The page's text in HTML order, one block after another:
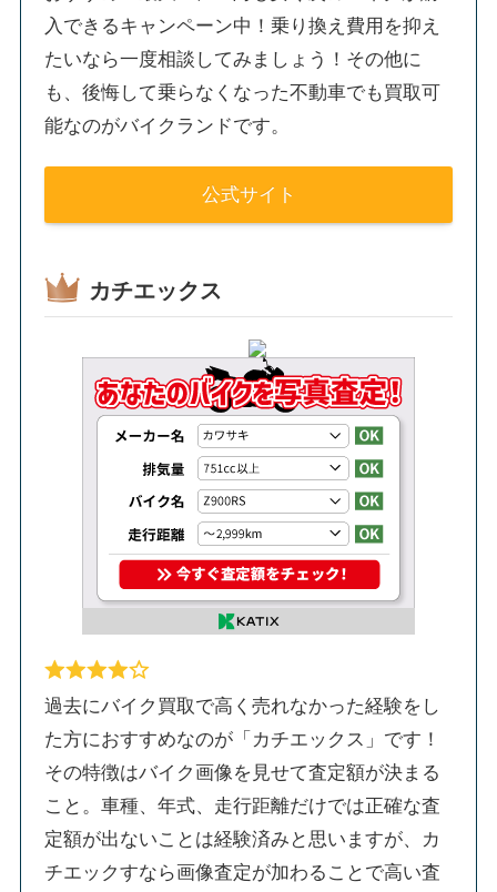
入できるキャンペーン中！乗り換え費用を抑え
たいなら一度相談してみましょう！その他に
も、後悔して乗らなくなった不動車でも買取可
能なのがバイクランドです。
公式サイト
カチエックス
過去にバイク買取で高く売れなかった経験をし
た方におすすめなのが「カチエックス」です！
その特徴はバイク画像を見せて査定額が決まる
こと。車種、年式、走行距離だけでは正確な査
定額が出ないことは経験済みと思いますが、カ
チエックすなら画像査定が加わることで高い査